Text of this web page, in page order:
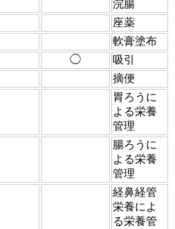
浣腸
座薬
軟膏塗布
◯
吸引
摘便
胃ろうに
よる栄養
管理
腸ろうに
よる栄養
管理
経鼻経管
栄養によ
る栄養管